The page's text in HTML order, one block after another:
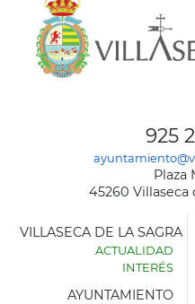
925
Plaza
45260 Villaseca
VILLASECA DE LA SAGRA
ACTUALIDAD
INTERÉS
AYUNTAMIENTO